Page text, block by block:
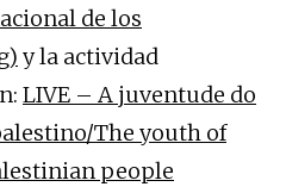
de los
y la actividad
LIVE – A juventude do
The youth of
people